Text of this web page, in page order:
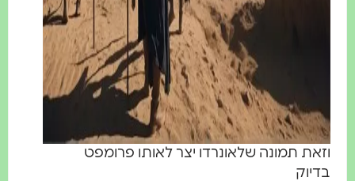
וזאת תמונה שלאונרדו יצר לאותו פרומפט
בדיוק